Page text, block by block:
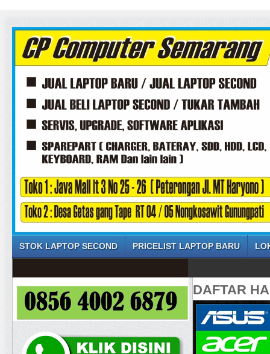
STOK LAPTOP SECOND PRICELIST LAPTOP BARU
DAFTAR